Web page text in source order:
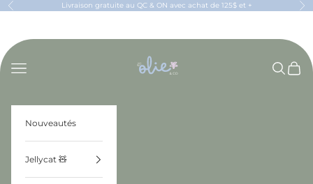
Passer au contenu
Précédent Livraison gratuite au QC & ON avec achat de 125$ et +
Menu
Panier
Nouveautés
Jellycat 🧸